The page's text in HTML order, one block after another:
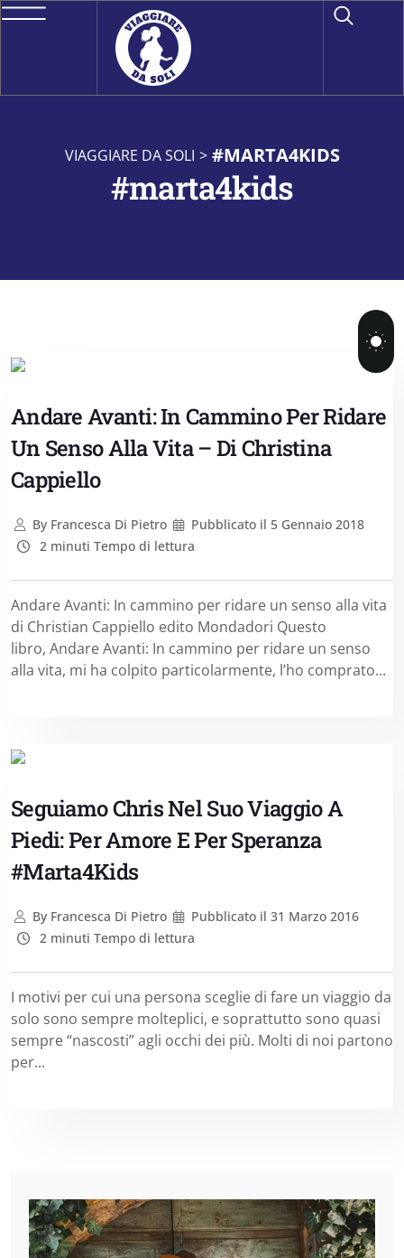
VIAGGIARE DA SOLI > #MARTA4KIDS
#marta4kids
Andare Avanti: In Cammino Per Ridare
Un Senso Alla Vita – Di Christina
Cappiello
ByFrancesca Di Pietro Pubblicato il 5 Gennaio 2018
2 minuti Tempo di lettura
Andare Avanti: In cammino per ridare un senso alla vita
di Christian Cappiello edito Mondadori Questo
libro, Andare Avanti: In cammino per ridare un senso
alla vita, mi ha colpito particolarmente, l’ho comprato...
Seguiamo Chris Nel Suo Viaggio A
Piedi: Per Amore E Per Speranza
#Marta4Kids
ByFrancesca Di Pietro Pubblicato il 31 Marzo 2016
2 minuti Tempo di lettura
I motivi per cui una persona sceglie di fare un viaggio da
solo sono sempre molteplici, e soprattutto sono quasi
sempre “nascosti” agli occhi dei più. Molti di noi partono
per...